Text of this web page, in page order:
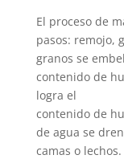
El proceso de
pasos: remojo,
granos se
contenido de
logra el
contenido de
de agua se
camas o